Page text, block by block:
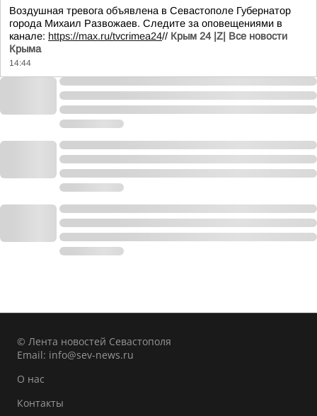
Воздушная тревога объявлена в Севастополе Губернатор
города Михаил Развожаев. Следите за оповещениями в
канале: https://max.ru/tvcrimea24// Крым 24 |Z| Все новости
Крыма
14:44
© Лента новостей Севастополя
Email: info@sev-news.ru
О нас
Контакты